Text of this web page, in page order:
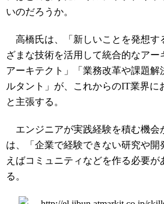
いのだろうか。
高橋氏は、「新しいことを発想す
ざまな技術を活用して統合的なアー
アーキテクト」「業務改革や課題解
ルタント」が、これからのIT業界に
と主張する。
エンジニアが実践経験を積む機会
は、「企業で経験できない研究や
えばコミュニティなどを作る必要が
る。